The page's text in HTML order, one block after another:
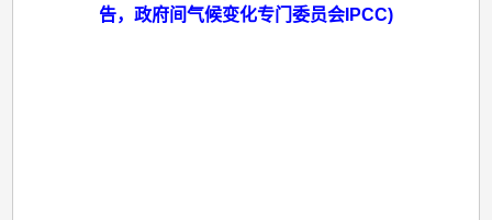
告，政府间气候变化专门委员会IPCC)